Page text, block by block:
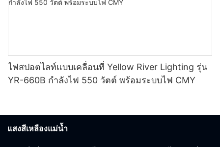
ไฟสปอตไลท์แบบเคลื่อนที่ Yellow River Lighting รุ่น
YR-660B กำลังไฟ 550 วัตต์ พร้อมระบบไฟ CMY
แสงสีเหลืองแม่น้ำ